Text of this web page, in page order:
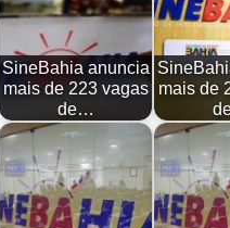
SineBahia anuncia
mais de 223 vagas
de…
mais de